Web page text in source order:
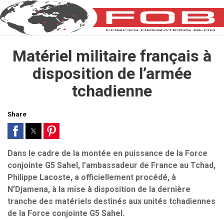
Matériel militaire français à
disposition de l’armée
tchadienne
Share
Dans le cadre de la montée en puissance de la Force
conjointe G5 Sahel, l’ambassadeur de France au Tchad,
Philippe Lacoste, a officiellement procédé, à
N’Djamena, à la mise à disposition de la dernière
tranche des matériels destinés aux unités tchadiennes
de la Force conjointe G5 Sahel.